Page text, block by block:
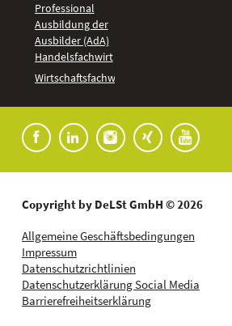
Professional
Ausbildung der
Ausbilder (AdA)
Handelsfachwirt
Wirtschaftsfachwirt
anderen Quellen
Copyright by DeLSt GmbH © 2026
Allgemeine Geschäftsbedingungen
Impressum
Datenschutzrichtlinien
Datenschutzerklärung Social Media
Barrierefreiheitserklärung